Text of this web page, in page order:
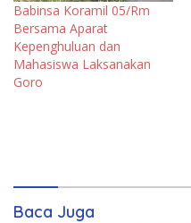
Babinsa Koramil 05/Rm
Bersama Aparat
Kepenghuluan dan
Mahasiswa Laksanakan
Goro
Baca Juga